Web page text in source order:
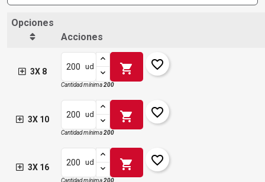
Opciones
Acciones
3X 8
ud shopping_cart favorite_border
Cantidad mínima200
3X 10
ud shopping_cart favorite_border
Cantidad mínima200
3X 16
ud shopping_cart favorite_border
Cantidad mínima200